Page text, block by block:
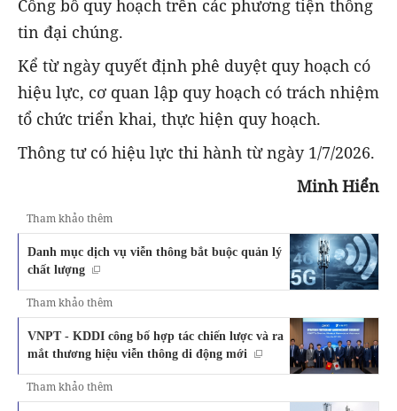
Công bố quy hoạch trên các phương tiện thông
tin đại chúng.
Kể từ ngày quyết định phê duyệt quy hoạch có
hiệu lực, cơ quan lập quy hoạch có trách nhiệm
tổ chức triển khai, thực hiện quy hoạch.
Thông tư có hiệu lực thi hành từ ngày 1/7/2026.
Minh Hiển
Tham khảo thêm
Danh mục dịch vụ viễn thông bắt buộc quản lý
chất lượng
Tham khảo thêm
VNPT - KDDI công bố hợp tác chiến lược và ra
mắt thương hiệu viễn thông di động mới
Tham khảo thêm